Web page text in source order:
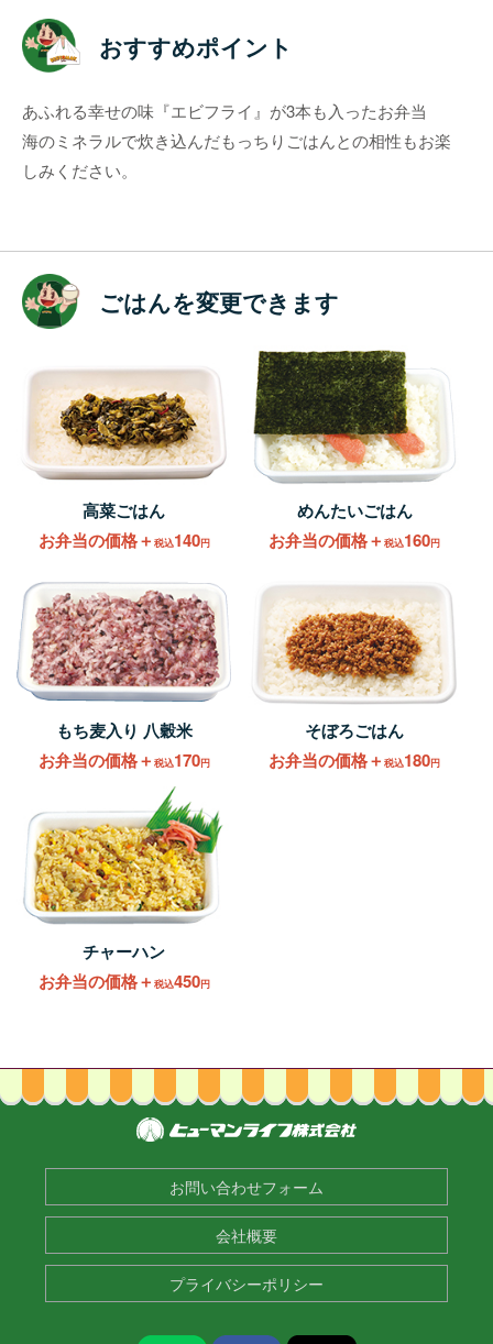
おすすめポイント
あふれる幸せの味『エビフライ』が3本も入ったお弁当
海のミネラルで炊き込んだもっちりごはんとの相性もお楽
しみください。
ごはんを変更できます
高菜ごはん
お弁当の価格＋ 税込140円
めんたいごはん
お弁当の価格＋税込160円
もち麦入り 八穀米
お弁当の価格＋ 税込170円
そぼろごはん
お弁当の価格＋税込180円
チャーハン
お弁当の価格＋ 税込450円
お問い合わせフォーム
会社概要
プライバシーポリシー